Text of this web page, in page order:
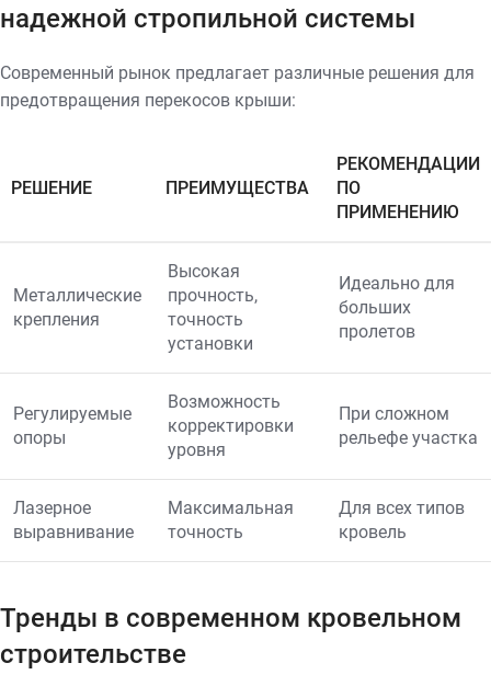
надежной стропильной системы
Современный рынок предлагает различные решения для
предотвращения перекосов крыши:
РЕШЕНИЕ ПРЕИМУЩЕСТВА
РЕКОМЕНДАЦИИ
ПО
ПРИМЕНЕНИЮ
Металлические
крепления
Высокая
прочность,
точность
установки
Идеально для
больших
пролетов
Регулируемые
опоры
Возможность
корректировки
уровня
При сложном
рельефе участка
Лазерное
выравнивание
Максимальная
точность
Для всех типов
кровель
Тренды в современном кровельном
строительстве